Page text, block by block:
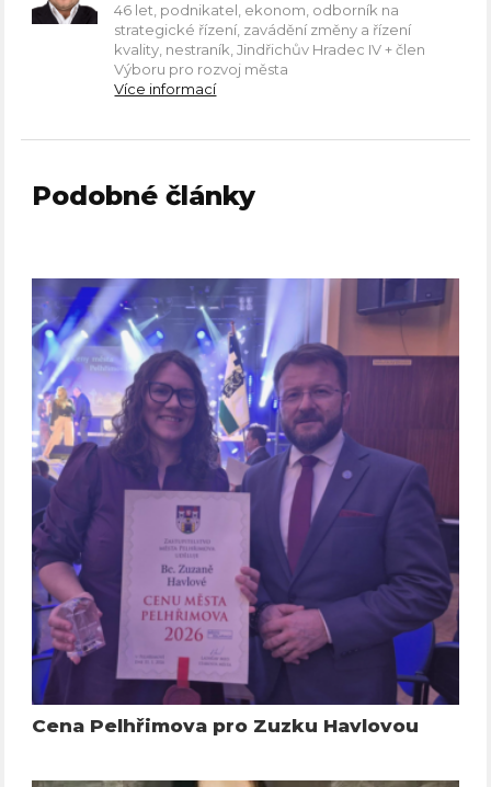
46 let, podnikatel, ekonom, odborník na
strategické řízení, zavádění změny a řízení
kvality, nestraník, Jindřichův Hradec IV + člen
Výboru pro rozvoj města
Více informací
Podobné články
Cena Pelhřimova pro Zuzku Havlovou